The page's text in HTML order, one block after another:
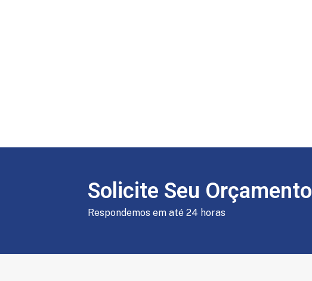
Solicite Seu Orçamento
Respondemos em até 24 horas